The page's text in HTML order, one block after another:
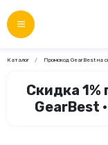
Каталог Промокод GearBest на
Скидка 1%
GearBest